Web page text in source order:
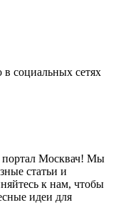
социальных сетях
портал Москвач! Мы
статьи и
к нам, чтобы
идеи для